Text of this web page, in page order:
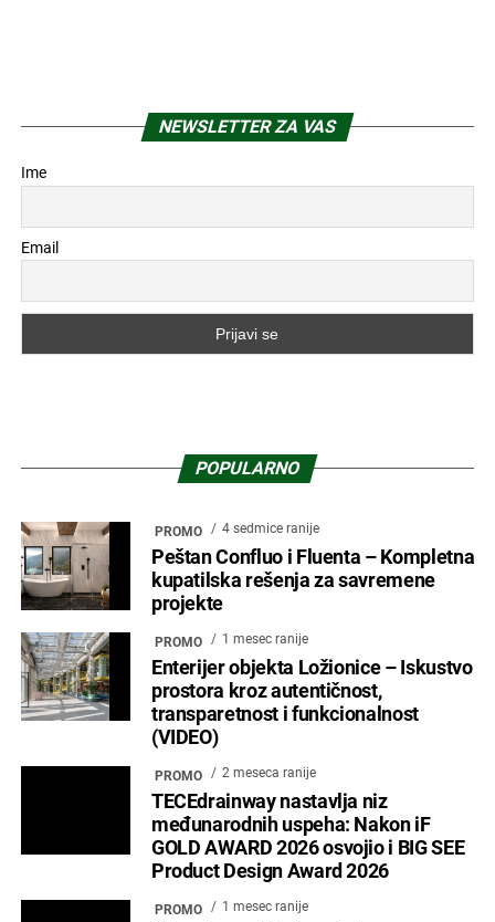
NEWSLETTER ZA VAS
Ime
Email
POPULARNO
PROMO 4 sedmice ranije
Peštan Confluo i Fluenta – Kompletna
kupatilska rešenja za savremene
projekte
PROMO 1 mesec ranije
Enterijer objekta Ložionice – Iskustvo
prostora kroz autentičnost,
transparetnost i funkcionalnost
(VIDEO)
PROMO 2 meseca ranije
TECEdrainway nastavlja niz
međunarodnih uspeha: Nakon iF
GOLD AWARD 2026 osvojio i BIG SEE
Product Design Award 2026
PROMO 1 mesec ranije